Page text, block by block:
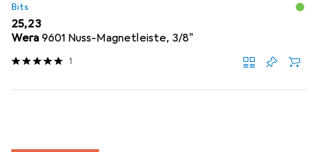
Bits
EUR
25,23
Wera 9601 Nuss-Magnetleiste, 3/8"
1